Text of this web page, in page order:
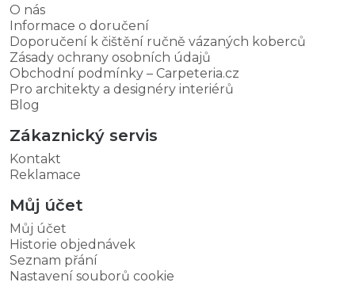
O nás
Informace o doručení
Doporučení k čištění ručně vázaných koberců
Zásady ochrany osobních údajů
Obchodní podmínky – Carpeteria.cz
Pro architekty a designéry interiérů
Blog
Zákaznický servis
Kontakt
Reklamace
Můj účet
Můj účet
Historie objednávek
Seznam přání
Nastavení souborů cookie